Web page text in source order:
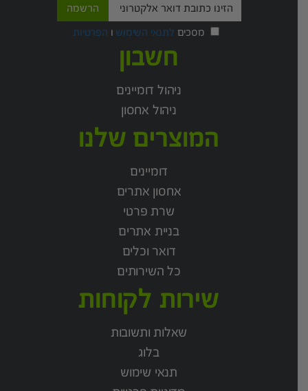
מסכים לתנאי השימוש ו הפרטיות
חשבון
ניהול דומיינים
ניהול אחסון
המוצרים שלנו
דומיינים
אחסון אתרים
שרת פרטי
בניית אתרים
דואר וכלים
כל השירותים
שירות לקוחות
שאלות ותשובות
בלוג
תנאי שימוש